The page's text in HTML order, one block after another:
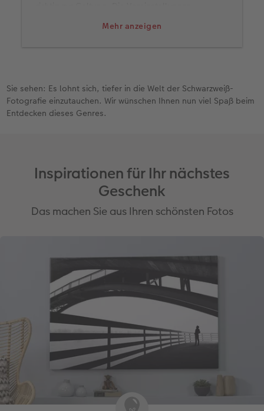
Mehr anzeigen
in Smartphone-Apps helfen Ihnen, den richtigen
hat man mit Farbfiltern vorm Objektiv gearbeitet,
heute geht das alles bequem auch hinterher. So
wird beispielsweise mit einem Rotfilter ein blauer
Wirkung des Bildes. Wie immer in der
Bildbearbeitung gilt aber: nicht übertreiben!
Sie sehen: Es lohnt sich, tiefer in die Welt der Schwarzweiß-
Fotografie einzutauchen. Wir wünschen Ihnen nun viel Spaß beim
Entdecken dieses Genres.
Inspirationen für Ihr nächstes
Geschenk
Das machen Sie aus Ihren schönsten Fotos